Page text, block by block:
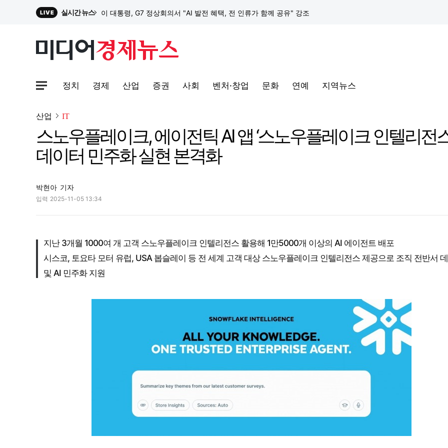
LIVE 실시간 뉴스 이 대통령, G7 정상회의서 "AI 발전 혜택, 전 인류가 함께 공유" 강조
원파디, 롯데백화점 잠실점에서 팝업스토어 오픈
대한전선, 1463억 ‘500kV HVDC 동해안-동서울’ 수주… 시장 확대 본격화
이 대통령, G7 정상회의서 "AI 발전 혜택, 전 인류가 함께 공유" 강조
사이트맵메뉴 열기
정치 경제 산업 증권 사회 벤처·창업 문화 연예 지역뉴스
산업 IT
스노우플레이크, 에이전틱 AI 앱 ‘스노우플레이크 인텔리전
데이터 민주화 실현 본격화
박현아 기자
입력 2025-11-05 13:34
지난 3개월 1000여 개 고객 스노우플레이크 인텔리전스 활용해 1만5000개 이상의 AI 에이전트 배포
시스코, 토요타 모터 유럽, USA 봅슬레이 등 전 세계 고객 대상 스노우플레이크 인텔리전스 제공으로 조직 전반서
및 AI 민주화 지원